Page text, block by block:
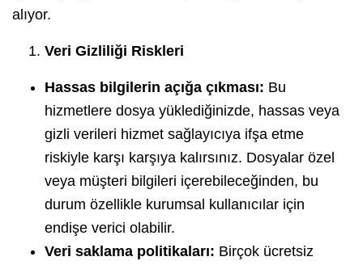
alıyor.
Veri Gizliliği Riskleri
Hassas bilgilerin açığa çıkması: Bu
hizmetlere dosya yüklediğinizde, hassas veya
gizli verileri hizmet sağlayıcıya ifşa etme
riskiyle karşı karşıya kalırsınız. Dosyalar özel
veya müşteri bilgileri içerebileceğinden, bu
durum özellikle kurumsal kullanıcılar için
endişe verici olabilir.
Veri saklama politikaları: Birçok ücretsiz